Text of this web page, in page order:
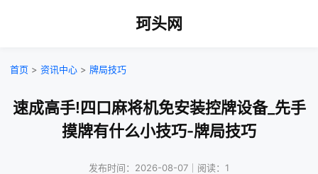
珂头网
首页 > 资讯中心 > 牌局技巧
速成高手!四口麻将机免安装控牌设备_先手
摸牌有什么小技巧-牌局技巧
发布时间：2026-08-07｜阅读：1